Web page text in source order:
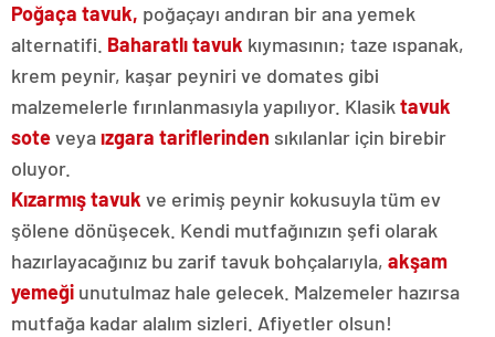
Poğaça tavuk, poğaçayı andıran bir ana yemek
alternatifi. Baharatlı tavuk kıymasının; taze ıspanak,
krem peynir, kaşar peyniri ve domates gibi
malzemelerle fırınlanmasıyla yapılıyor. Klasik tavuk
soteveyaızgara tariflerinden sıkılanlar için birebir
oluyor.
Kızarmış tavuk ve erimiş peynir kokusuyla tüm ev
şölene dönüşecek. Kendi mutfağınızın şefi olarak
hazırlayacağınız bu zarif tavuk bohçalarıyla, akşam
yemeği unutulmaz hale gelecek. Malzemeler hazırsa
mutfağa kadar alalım sizleri. Afiyetler olsun!